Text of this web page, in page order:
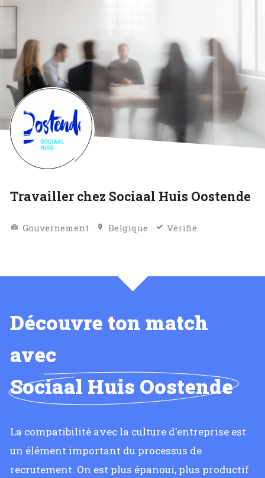
Travailler chez Sociaal Huis Oostende
Gouvernement Belgique Vérifié
Découvre ton match
avec
Sociaal Huis Oostende
La compatibilité avec la culture d'entreprise est
un élément important du processus de
recrutement. On est plus épanoui, plus productif